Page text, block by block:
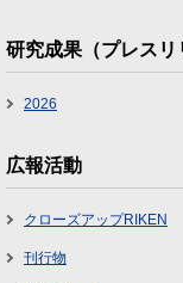
研究成果（プレスリ
2026
広報活動
クローズアップRIKEN
刊行物